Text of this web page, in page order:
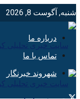
شنبه, آگوست 8, 2026
درباره ما
تماس با ما
شهروند خبرنگار